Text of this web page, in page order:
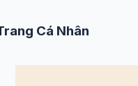
Cá Nhân